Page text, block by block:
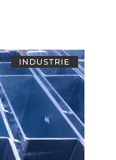
INDUSTRIE